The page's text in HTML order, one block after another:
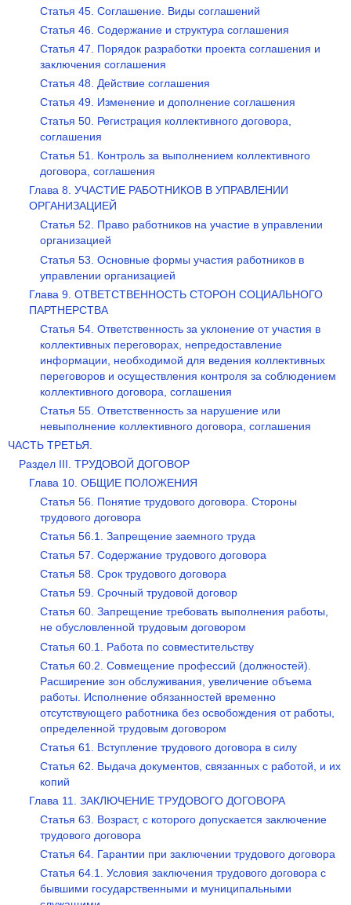
Статья 45. Соглашение. Виды соглашений
Статья 46. Содержание и структура соглашения
Статья 47. Порядок разработки проекта соглашения и
заключения соглашения
Статья 48. Действие соглашения
Статья 49. Изменение и дополнение соглашения
Статья 50. Регистрация коллективного договора,
соглашения
Статья 51. Контроль за выполнением коллективного
договора, соглашения
Глава 8. УЧАСТИЕ РАБОТНИКОВ В УПРАВЛЕНИИ
ОРГАНИЗАЦИЕЙ
Статья 52. Право работников на участие в управлении
организацией
Статья 53. Основные формы участия работников в
управлении организацией
Глава 9. ОТВЕТСТВЕННОСТЬ СТОРОН СОЦИАЛЬНОГО
ПАРТНЕРСТВА
Статья 54. Ответственность за уклонение от участия в
коллективных переговорах, непредоставление
информации, необходимой для ведения коллективных
переговоров и осуществления контроля за соблюдением
коллективного договора, соглашения
Статья 55. Ответственность за нарушение или
невыполнение коллективного договора, соглашения
ЧАСТЬ ТРЕТЬЯ.
Раздел III. ТРУДОВОЙ ДОГОВОР
Глава 10. ОБЩИЕ ПОЛОЖЕНИЯ
Статья 56. Понятие трудового договора. Стороны
трудового договора
Статья 56.1. Запрещение заемного труда
Статья 57. Содержание трудового договора
Статья 58. Срок трудового договора
Статья 59. Срочный трудовой договор
Статья 60. Запрещение требовать выполнения работы,
не обусловленной трудовым договором
Статья 60.1. Работа по совместительству
Статья 60.2. Совмещение профессий (должностей).
Расширение зон обслуживания, увеличение объема
работы. Исполнение обязанностей временно
отсутствующего работника без освобождения от работы,
определенной трудовым договором
Статья 61. Вступление трудового договора в силу
Статья 62. Выдача документов, связанных с работой, и их
копий
Глава 11. ЗАКЛЮЧЕНИЕ ТРУДОВОГО ДОГОВОРА
Статья 63. Возраст, с которого допускается заключение
трудового договора
Статья 64. Гарантии при заключении трудового договора
Статья 64.1. Условия заключения трудового договора с
бывшими государственными и муниципальными